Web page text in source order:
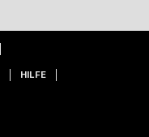
HILFE